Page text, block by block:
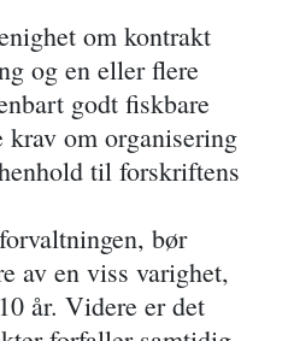
om kontrakt
og en eller flere
godt fiskbare
om organisering
til forskriftens
bør
av en viss varighet,
år. Videre er det